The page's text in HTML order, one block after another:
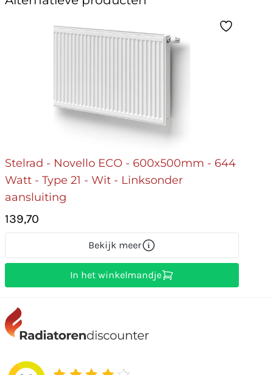
Stelrad - Novello ECO - 600x500mm - 644
Watt - Type 21 - Wit - Linksonder
aansluiting
139,70
Bekijk meer
In het winkelmandje